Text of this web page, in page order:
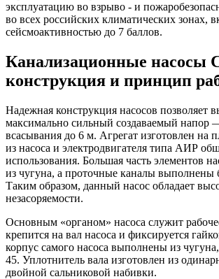
эксплуатацию во взрыво - и
во всех российских климатических зонах,
сейсмоактивностью до 7 баллов.
Канализационные насосы
конструкция и принцип
Надежная конструкция насосов позволяет
максимально сильный создаваемый напор
всасывания до 6 м. Агрегат изготовлен на
из насоса и электродвигателя типа АИР
использования. Большая часть элементов
из чугуна, а проточные каналы выполнены
Таким образом, данный насос обладает
незасоряемости.
Основным «органом» насоса служит
крепится на вал насоса и фиксируется
корпус самого насоса выполнены из
45. Уплотнитель вала изготовлен из
двойной сальниковой набивки.